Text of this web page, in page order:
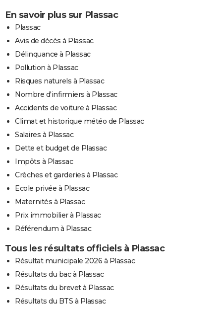
En savoir plus sur Plassac
Plassac
Avis de décès à Plassac
Délinquance à Plassac
Pollution à Plassac
Risques naturels à Plassac
Nombre d'infirmiers à Plassac
Accidents de voiture à Plassac
Climat et historique météo de Plassac
Salaires à Plassac
Dette et budget de Plassac
Impôts à Plassac
Crèches et garderies à Plassac
Ecole privée à Plassac
Maternités à Plassac
Prix immobilier à Plassac
Référendum à Plassac
Tous les résultats officiels à Plassac
Résultat municipale 2026 à Plassac
Résultats du bac à Plassac
Résultats du brevet à Plassac
Résultats du BTS à Plassac